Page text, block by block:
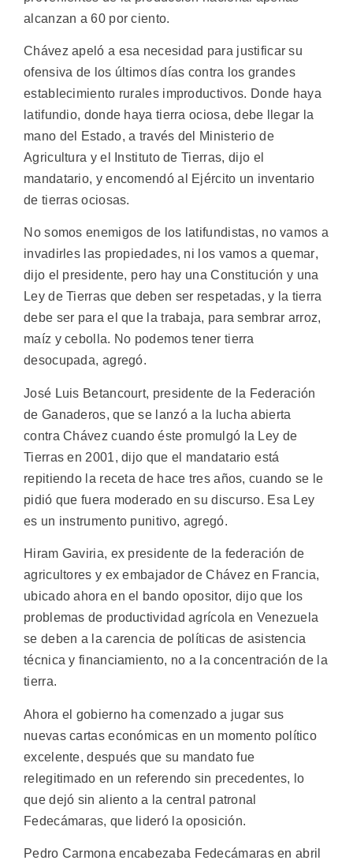
alcanzan a 60 por ciento.
Chávez apeló a esa necesidad para justificar su
ofensiva de los últimos días contra los grandes
establecimiento rurales improductivos. Donde haya
latifundio, donde haya tierra ociosa, debe llegar la
mano del Estado, a través del Ministerio de
Agricultura y el Instituto de Tierras, dijo el
mandatario, y encomendó al Ejército un inventario
de tierras ociosas.
No somos enemigos de los latifundistas, no vamos a
invadirles las propiedades, ni los vamos a quemar,
dijo el presidente, pero hay una Constitución y una
Ley de Tierras que deben ser respetadas, y la tierra
debe ser para el que la trabaja, para sembrar arroz,
maíz y cebolla. No podemos tener tierra
desocupada, agregó.
José Luis Betancourt, presidente de la Federación
de Ganaderos, que se lanzó a la lucha abierta
contra Chávez cuando éste promulgó la Ley de
Tierras en 2001, dijo que el mandatario está
repitiendo la receta de hace tres años, cuando se le
pidió que fuera moderado en su discurso. Esa Ley
es un instrumento punitivo, agregó.
Hiram Gaviria, ex presidente de la federación de
agricultores y ex embajador de Chávez en Francia,
ubicado ahora en el bando opositor, dijo que los
problemas de productividad agrícola en Venezuela
se deben a la carencia de políticas de asistencia
técnica y financiamiento, no a la concentración de la
tierra.
Ahora el gobierno ha comenzado a jugar sus
nuevas cartas económicas en un momento político
excelente, después que su mandato fue
relegitimado en un referendo sin precedentes, lo
que dejó sin aliento a la central patronal
Fedecámaras, que lideró la oposición.
Pedro Carmona encabezaba Fedecámaras en abril